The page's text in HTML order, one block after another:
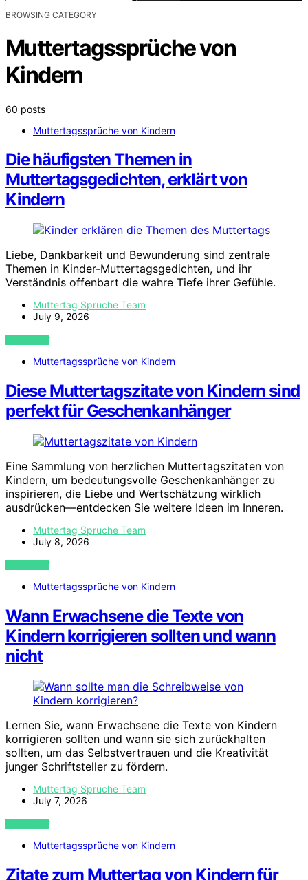
BROWSING CATEGORY
Muttertagssprüche von
Kindern
60 posts
Muttertagssprüche von Kindern
Die häufigsten Themen in
Muttertagsgedichten, erklärt von
Kindern
Liebe, Dankbarkeit und Bewunderung sind zentrale
Themen in Kinder-Muttertagsgedichten, und ihr
Verständnis offenbart die wahre Tiefe ihrer Gefühle.
Muttertag Sprüche Team
July 9, 2026
VIEW POST
Muttertagssprüche von Kindern
Diese Muttertagszitate von Kindern sind
perfekt für Geschenkanhänger
Eine Sammlung von herzlichen Muttertagszitaten von
Kindern, um bedeutungsvolle Geschenkanhänger zu
inspirieren, die Liebe und Wertschätzung wirklich
ausdrücken—entdecken Sie weitere Ideen im Inneren.
Muttertag Sprüche Team
July 8, 2026
VIEW POST
Muttertagssprüche von Kindern
Wann Erwachsene die Texte von
Kindern korrigieren sollten und wann
nicht
Lernen Sie, wann Erwachsene die Texte von Kindern
korrigieren sollten und wann sie sich zurückhalten
sollten, um das Selbstvertrauen und die Kreativität
junger Schriftsteller zu fördern.
Muttertag Sprüche Team
July 7, 2026
VIEW POST
Muttertagssprüche von Kindern
Zitate zum Muttertag von Kindern für